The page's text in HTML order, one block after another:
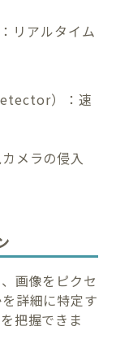
リアルタイム
）：速
メラの侵入
画像をピクセ
詳細に特定す
把握できま